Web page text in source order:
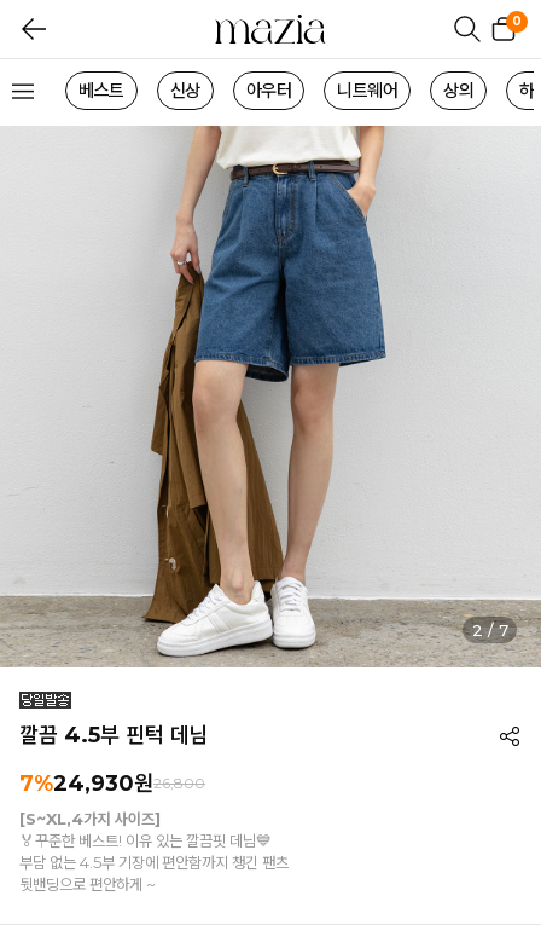
0
베스트 신상 아우터 니트웨어 상의 하
3 / 7
깔끔 4.5부 핀턱 데님
7%24,930원26,800
[S~XL,4가지 사이즈]
🏅꾸준한 베스트! 이유 있는 깔끔핏 데님💙
부담 없는 4.5부 기장에 편안함까지 챙긴 팬츠
뒷밴딩으로 편안하게 ~